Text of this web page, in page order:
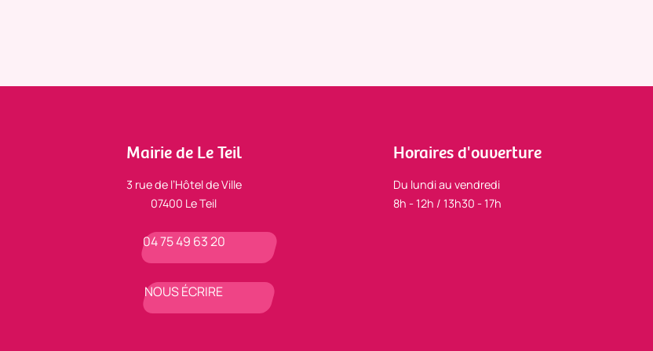
Mairie de Le Teil
3 rue de l’Hôtel de Ville
07400 Le Teil
04 75 49 63 20
NOUS ÉCRIRE
Horaires d'ouverture
Du lundi au vendredi
8h - 12h / 13h30 - 17h